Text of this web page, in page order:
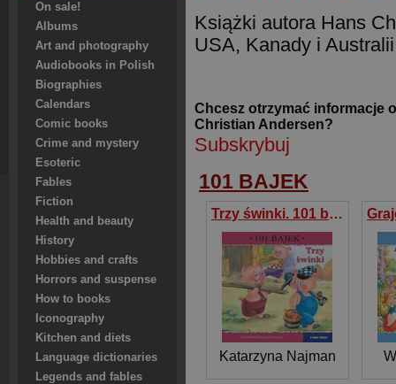
On sale!
Albums
Art and photography
Audiobooks in Polish
Biographies
Calendars
Comic books
Crime and mystery
Esoteric
Fables
Fiction
Health and beauty
History
Hobbies and crafts
Horrors and suspense
How to books
Iconography
Kitchen and diets
Language dictionaries
Legends and fables
Książki autora Hans
USA, Kanady i
Chcesz otrzymać informacje
Christian Andersen?
Subskrybuj
101 BAJEK
Trzy świnki. 101 bajek
Katarzyna Najman